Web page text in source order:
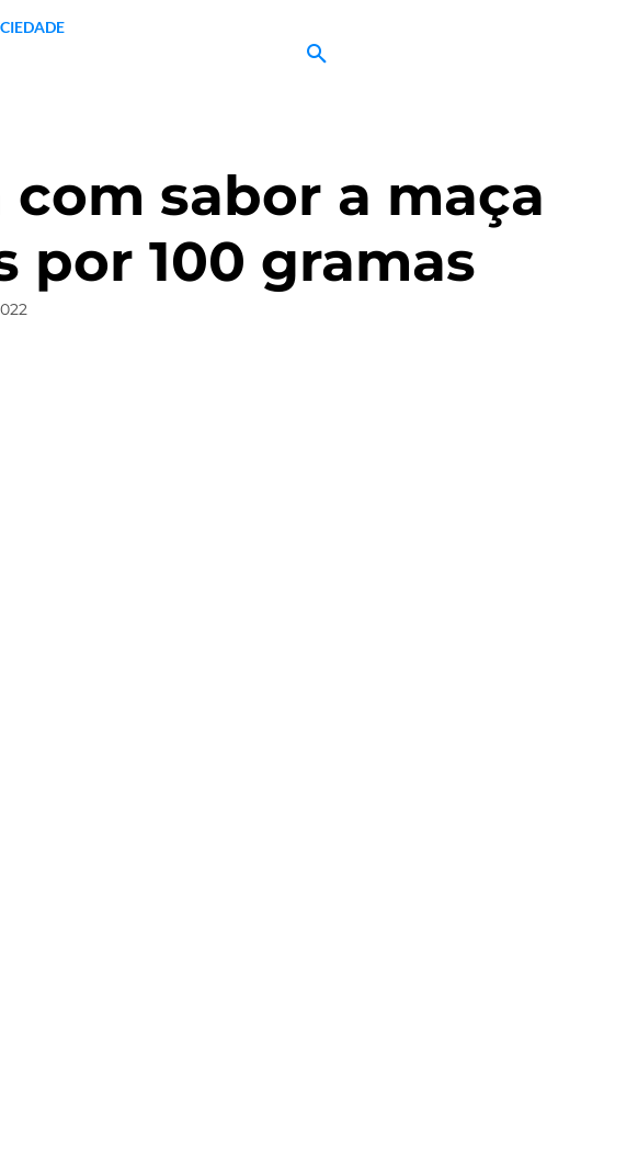
sabor a maça
por 100 gramas